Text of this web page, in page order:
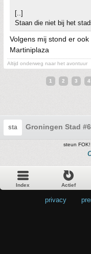
[..]
Staan die niet bij het
Volgens mij stond er
Martiniplaza
Altijd onderweg naar het avontuur
1 2 3 4
sta Groningen Stad
steun
Index Actief
privacy